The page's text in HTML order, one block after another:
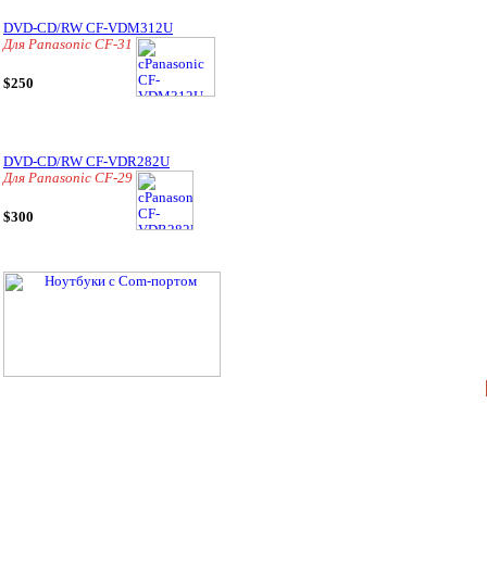
DVD-CD/RW CF-VDM312U
Для Panasonic CF-31
$250
DVD-CD/RW CF-VDR282U
Для Panasonic CF-29
$300